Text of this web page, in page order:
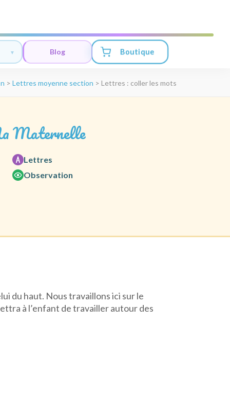
Blog Boutique
> Lettres moyenne section > Lettres : coller les mots
Maternelle
Lettres
Observation
du haut. Nous travaillons ici sur le
à l’enfant de travailler autour des